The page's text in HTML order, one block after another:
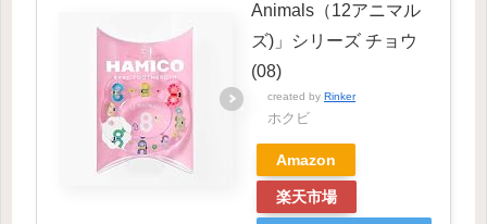
Animals（12アニマル
ズ)」シリーズ チョウ
(08)
created by Rinker
ホクビ
Amazon
楽天市場